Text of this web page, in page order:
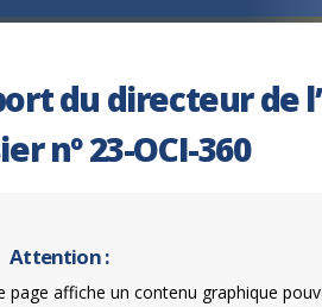
du directeur de
nº 23-OCI-360
Attention :
page affiche un contenu graphique